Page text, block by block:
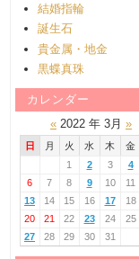
結婚指輪
誕生石
貴金属・地金
黒蝶真珠
カレンダー
« 2022 年 3月 »
日 月 火 水 木 金
1
2 3 4
6
7 8 9 10 11
13
14 15 16 17 18
20
21 22 23 24 25
27
28 29 30 31